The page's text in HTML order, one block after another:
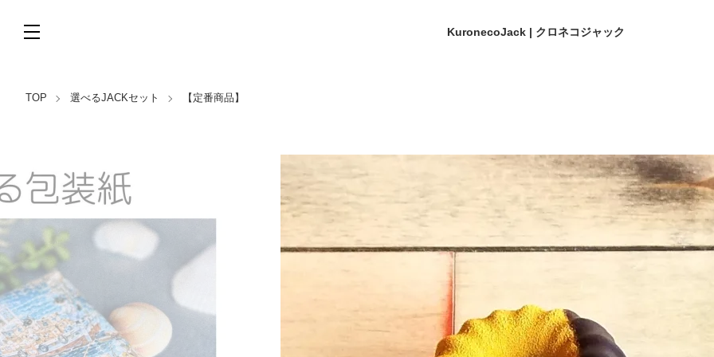
KuronecoJack | クロネコジャック
TOP 選べるJACKセット 【定番商品】